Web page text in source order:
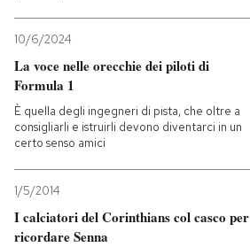
10/6/2024
La voce nelle orecchie dei piloti di
Formula 1
È quella degli ingegneri di pista, che oltre a
consigliarli e istruirli devono diventarci in un
certo senso amici
1/5/2014
I calciatori del Corinthians col casco per
ricordare Senna